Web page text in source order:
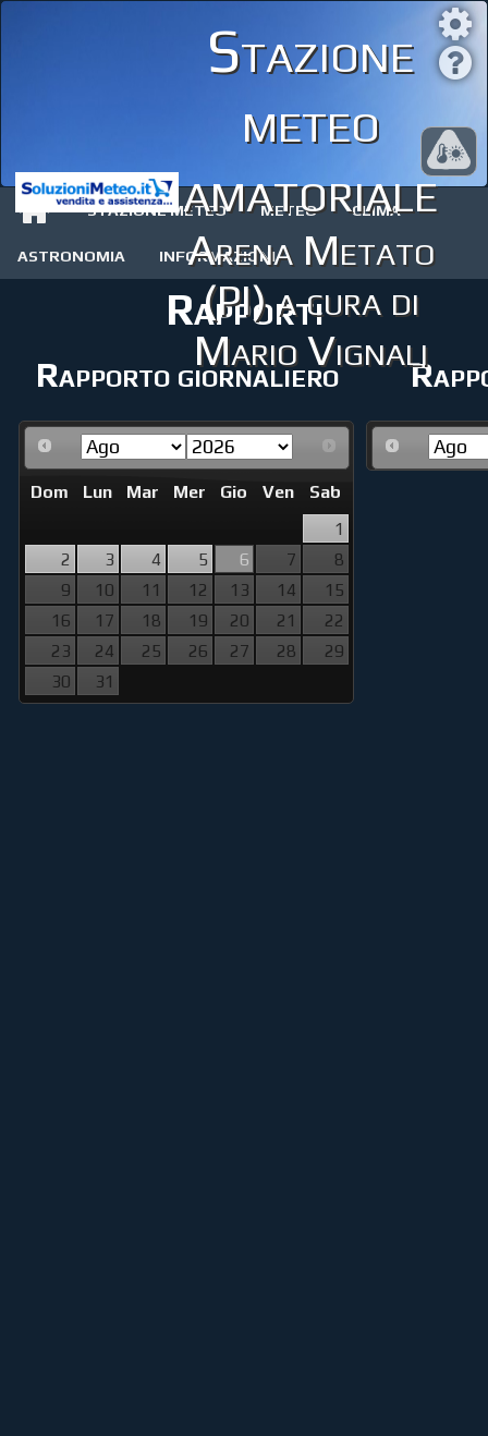
Stazione
meteo
amatoriale
Arena Metato
(PI) a cura di
Mario Vignali
STAZIONE METEO METEO CLIMA
ASTRONOMIA INFORMAZIONI
Rapporti
Rapporto giornaliero
Dom Lun Mar Mer Gio Ven
Sab
1
2
3 4 5 6 7
8
9
10 11 12 13 14
15
16
17 18 19 20 21
22
23
24 25 26 27 28
29
30
31